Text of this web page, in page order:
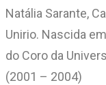
Natália Sarante,
Unirio. Nascida
do Coro da
(2001 – 2004)